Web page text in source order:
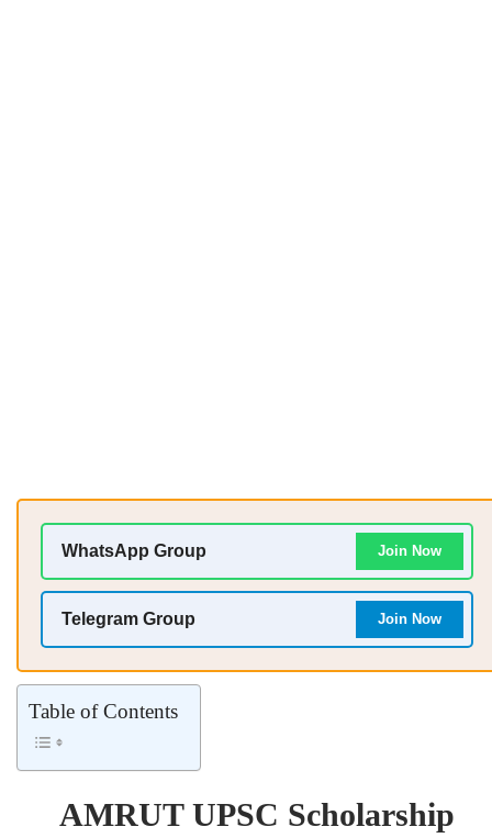
WhatsApp Group Join Now
Telegram Group Join Now
Table of Contents
AMRUT UPSC Scholarship